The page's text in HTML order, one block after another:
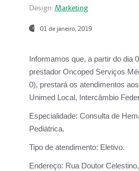
Design: Marketing
01 de janeiro, 2019
Informamos que, a partir do dia
prestador Oncoped Serviços
0), prestará os atendimentos
Unimed Local, Intercâmbio
Especialidade: Consulta de
Pediátrica.
Tipo de atendimento: Eletivo.
Endereço: Rua Doutor